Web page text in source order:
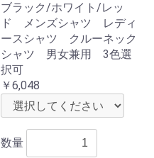
ブラック/ホワイト/レッ
ド メンズシャツ レディ
ースシャツ クルーネック
シャツ 男女兼用 3色選
択可
￥6,048
数量